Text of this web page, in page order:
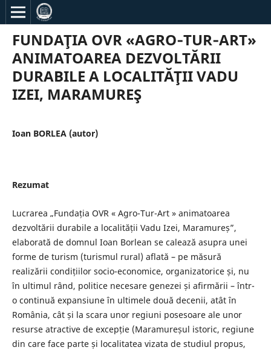
FUNDAŢIA OVR «AGRO‐TUR‐ART»
ANIMATOAREA DEZVOLTĂRII
DURABILE A LOCALITĂŢII VADU
IZEI, MARAMUREŞ
Ioan BORLEA (autor)
Rezumat
Lucrarea „Fundația OVR « Agro-Tur-Art » animatoarea
dezvoltării durabile a localității Vadu Izei, Maramureș”,
elaborată de domnul Ioan Borlean se calează asupra unei
forme de turism (turismul rural) aflată – pe măsură
realizării condițiilor socio-economice, organizatorice și, nu
în ultimul rând, politice necesare genezei și afirmării – într-
o continuă expansiune în ultimele două decenii, atât în
România, cât și la scara unor regiuni posesoare ale unor
resurse atractive de excepție (Maramureșul istoric, regiune
din care face parte și localitatea vizata de studiul propus,